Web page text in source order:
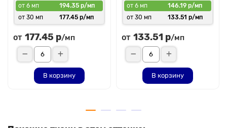
от 6 мп
194.35 р/мп
от 30 мп
177.45 р/мп
от 177.45 р/мп
В корзину
от 6 мп
146.19 р/мп
от 30 мп
133.51 р/мп
от 133.51 р/мп
В корзину